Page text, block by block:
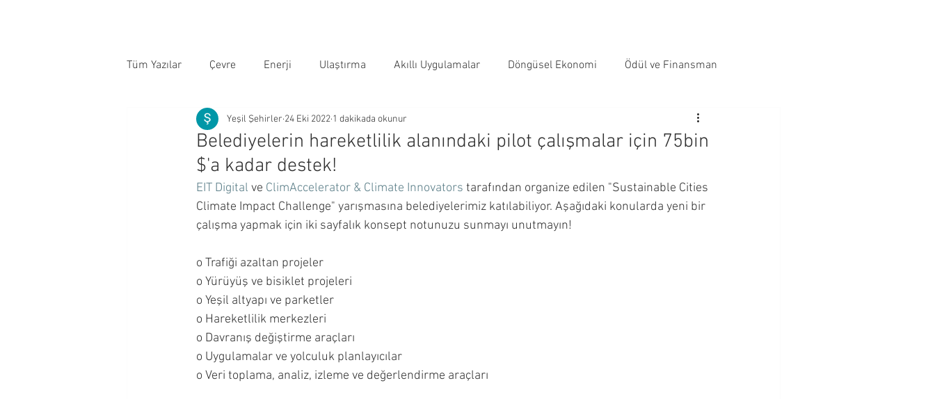
Tüm Yazılar Çevre Enerji Ulaştırma Akıllı Uygulamalar Döngüsel Ekonomi Ödül ve Finansman
Belediyelerin hareketlilik alanındaki pilot çalışmalar için 75bin
$'a kadar destek!
Yeşil Şehirler 24 Eki 2022 1 dakikada okunur
EIT Digital ve ClimAccelerator & Climate Innovators tarafından organize edilen "Sustainable Cities
Climate Impact Challenge" yarışmasına belediyelerimiz katılabiliyor. Aşağıdaki konularda yeni bir
çalışma yapmak için iki sayfalık konsept notunuzu sunmayı unutmayın!
o Trafiği azaltan projeler
o Yürüyüş ve bisiklet projeleri
o Yeşil altyapı ve parketler
o Hareketlilik merkezleri
o Davranış değiştirme araçları
o Uygulamalar ve yolculuk planlayıcılar
o Veri toplama, analiz, izleme ve değerlendirme araçları